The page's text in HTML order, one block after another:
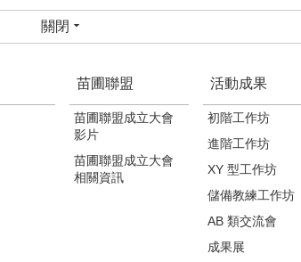
關閉
苗圃聯盟
苗圃聯盟成立大會
影片
苗圃聯盟成立大會
相關資訊
活動成果
初階工作坊
進階工作坊
XY 型工作坊
儲備教練工作坊
AB 類交流會
成果展